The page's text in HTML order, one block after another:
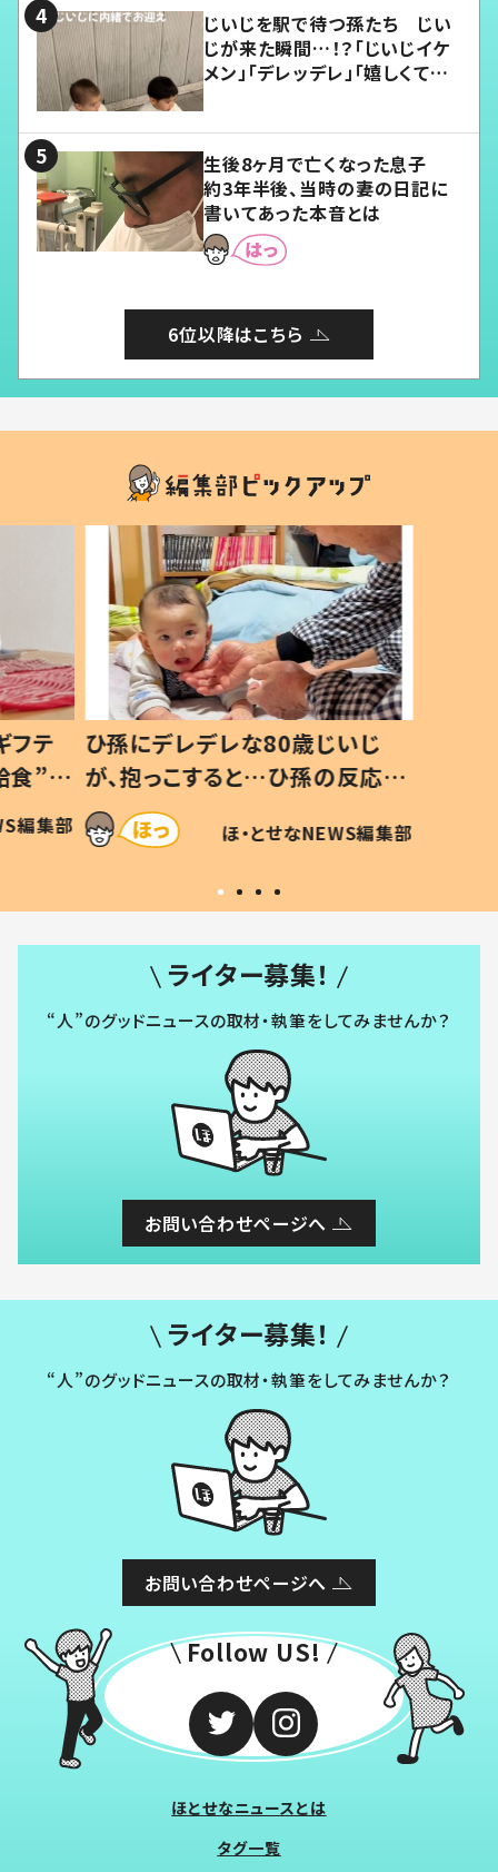
じいじを駅で待つ孫たち じい
じが来た瞬間…！？「じいじイケ
メン」「デレッデレ」「嬉しくて可
生後8ヶ月で亡くなった息子
約3年半後、当時の妻の日記に
書いてあった本音とは
6位以降はこちら
フテ
食”を
の親
編集部
ひ孫にデレデレな80歳じいじ
が、抱っこすると…ひ孫の反応に
「涙が出ました」「可愛くて仕方な
い」
ほ・とせなNEWS編集部
ライター募集！
“人”のグッドニュースの取材・執筆をしてみませんか？
お問い合わせページへ
ライター募集！
“人”のグッドニュースの取材・執筆をしてみませんか？
お問い合わせページへ
Follow US!
ほとせなニュースとは
タグ一覧